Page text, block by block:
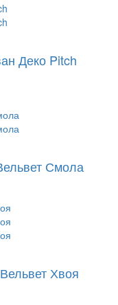
Деко Pitch
Смола
Хвоя